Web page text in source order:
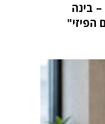
"העתיד הוא Physical AI – בינה
הפיזי"